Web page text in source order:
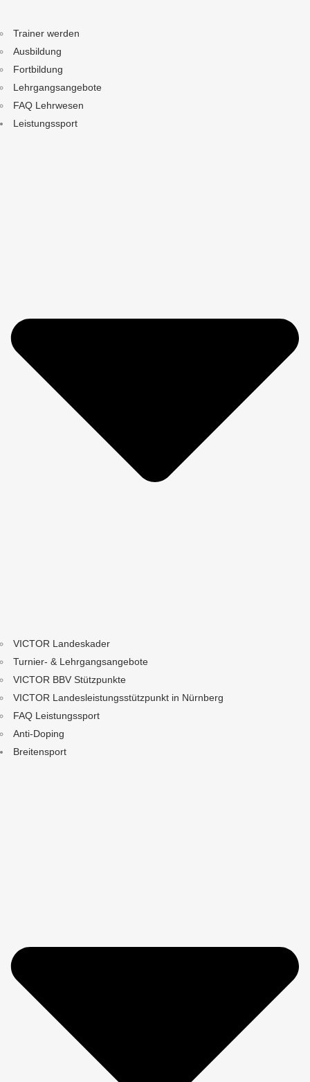
Trainer werden
Ausbildung
Fortbildung
Lehrgangsangebote
FAQ Lehrwesen
Leistungssport
VICTOR Landeskader
Turnier- & Lehrgangsangebote
VICTOR BBV Stützpunkte
VICTOR Landesleistungsstützpunkt in Nürnberg
FAQ Leistungssport
Anti-Doping
Breitensport